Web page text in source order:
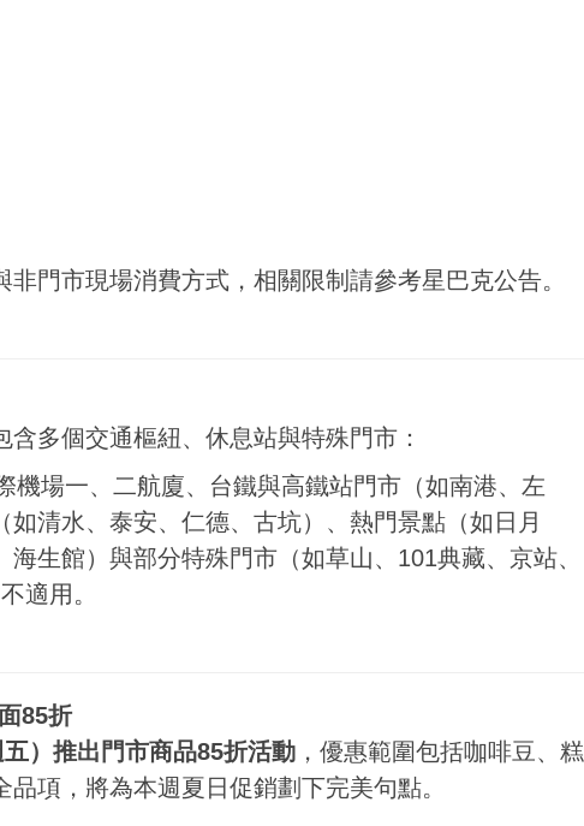
非門市現場消費方式，相關限制請參考星巴克公告。
含多個交通樞紐、休息站與特殊門市：
機場一、二航廈、台鐵與高鐵站門市（如南港、左
清水、泰安、仁德、古坑）、熱門景點（如日月
生館）與部分特殊門市（如草山、101典藏、京站、
適用。
85折
）推出門市商品85折活動 ，優惠範圍包括咖啡豆、糕
項，將為本週夏日促銷劃下完美句點。